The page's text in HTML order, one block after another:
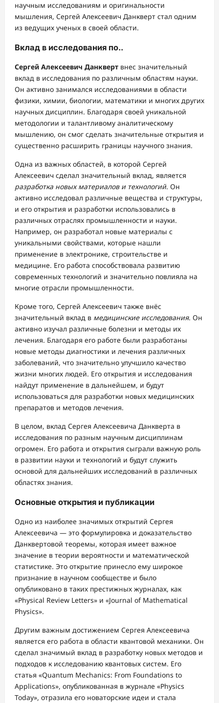
научным исследованиям и оригинальности
мышления, Сергей Алексеевич Данкверт стал одним
из ведущих ученых в своей области.
Вклад в исследования по..
Сергей Алексеевич Данкверт внес значительный
вклад в исследования по различным областям науки.
Он активно занимался исследованиями в области
физики, химии, биологии, математики и многих других
научных дисциплин. Благодаря своей уникальной
методологии и талантливому аналитическому
мышлению, он смог сделать значительные открытия и
существенно расширить границы научного знания.
Одна из важных областей, в которой Сергей
Алексеевич сделал значительный вклад, является
разработка новых материалов и технологий. Он
активно исследовал различные вещества и структуры,
и его открытия и разработки использовались в
различных отраслях промышленности и науки.
Например, он разработал новые материалы с
уникальными свойствами, которые нашли
применение в электронике, строительстве и
медицине. Его работа способствовала развитию
современных технологий и значительно повлияла на
многие отрасли промышленности.
Кроме того, Сергей Алексеевич также внёс
значительный вклад в медицинские исследования. Он
активно изучал различные болезни и методы их
лечения. Благодаря его работе были разработаны
новые методы диагностики и лечения различных
заболеваний, что значительно улучшило качество
жизни многих людей. Его открытия и исследования
найдут применение в дальнейшем, и будут
использоваться для разработки новых медицинских
препаратов и методов лечения.
В целом, вклад Сергея Алексеевича Данкверта в
исследования по разным научным дисциплинам
огромен. Его работа и открытия сыграли важную роль
в развитии науки и технологий и будут служить
основой для дальнейших исследований в различных
областях знания.
Основные открытия и публикации
Одно из наиболее значимых открытий Сергея
Алексеевича — это формулировка и доказательство
Данквертовой теоремы, которая имеет важное
значение в теории вероятности и математической
статистике. Это открытие принесло ему широкое
признание в научном сообществе и было
опубликовано в таких престижных журналах, как
«Physical Review Letters» и «Journal of Mathematical
Physics».
Другим важным достижением Сергея Алексеевича
является его работа в области квантовой механики. Он
сделал значимый вклад в разработку новых методов и
подходов к исследованию квантовых систем. Его
статья «Quantum Mechanics: From Foundations to
Applications», опубликованная в журнале «Physics
Today», отразила его новаторские идеи и стала